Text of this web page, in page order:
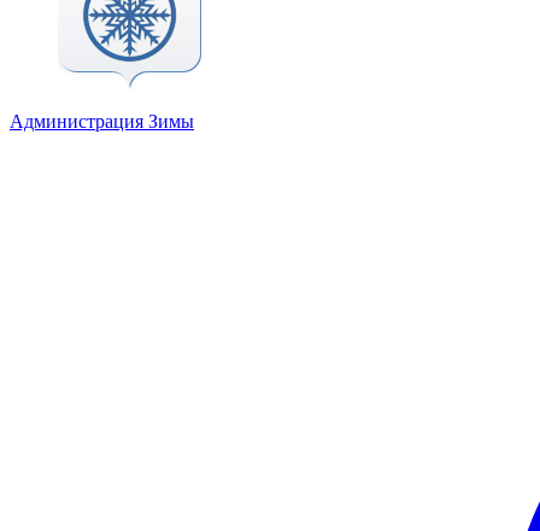
Администрация Зимы